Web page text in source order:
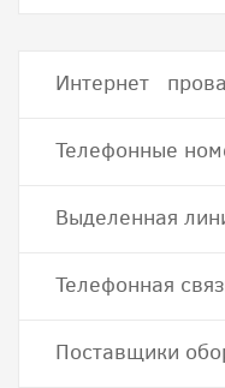
Интернет
Телефонные
Выделенная
Телефонная
Поставщики